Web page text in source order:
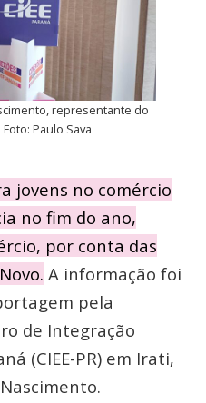
representante do
Foto: Paulo Sava
jovens no comércio
no fim do ano,
por conta das
A informação foi
pela
de Integração
(CIEE-PR) em Irati,